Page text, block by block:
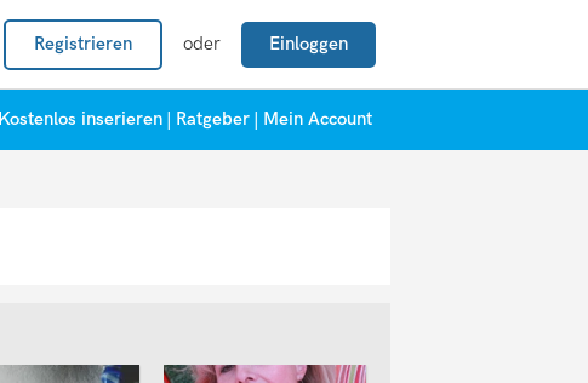
Registrieren oder Einloggen
Kostenlos inserieren Ratgeber Mein Account